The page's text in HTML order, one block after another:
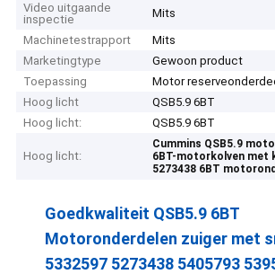
Video uitgaande
inspectie
Mits
Machinetestrapport
Mits
Marketingtype
Gewoon product
Toepassing
Motor
Hoog licht
QSB5.9 6BT
Hoog licht:
QSB5.9 6BT
Hoog licht:
Cummins QSB5.9
6BT-motorkolven met
5273438 6BT
Goedkwaliteit QSB5.9 6BT
Motoronderdelen zuiger met
5332597 5273438 5405793